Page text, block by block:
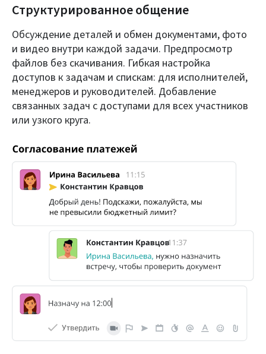
Структурированное общение
Обсуждение деталей и обмен документами, фото
и видео внутри каждой задачи. Предпросмотр
файлов без скачивания. Гибкая настройка
доступов к задачам и спискам: для исполнителей,
менеджеров и руководителей. Добавление
связанных задач с доступами для всех участников
или узкого круга.